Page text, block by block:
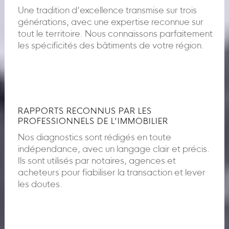
Une tradition d’excellence transmise sur trois
générations, avec une expertise reconnue sur
tout le territoire. Nous connaissons parfaitement
les spécificités des bâtiments de votre région.
RAPPORTS RECONNUS PAR LES
PROFESSIONNELS DE L’IMMOBILIER
Nos diagnostics sont rédigés en toute
indépendance, avec un langage clair et précis.
Ils sont utilisés par notaires, agences et
acheteurs pour fiabiliser la transaction et lever
les doutes.